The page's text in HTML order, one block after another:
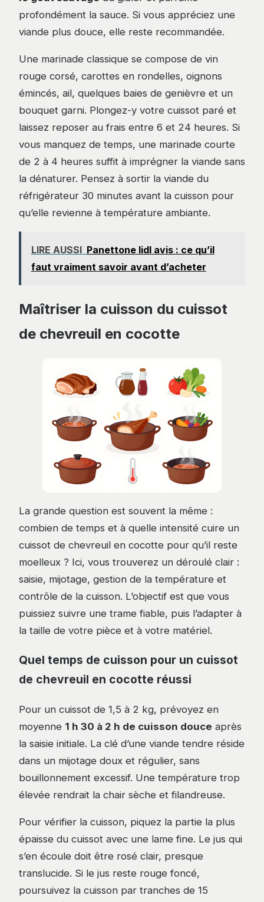
profondément la sauce. Si vous appréciez une
viande plus douce, elle reste recommandée.
Une marinade classique se compose de vin
rouge corsé, carottes en rondelles, oignons
émincés, ail, quelques baies de genièvre et un
bouquet garni. Plongez-y votre cuissot paré et
laissez reposer au frais entre 6 et 24 heures. Si
vous manquez de temps, une marinade courte
de 2 à 4 heures suffit à imprégner la viande sans
la dénaturer. Pensez à sortir la viande du
réfrigérateur 30 minutes avant la cuisson pour
qu’elle revienne à température ambiante.
LIRE AUSSI Panettone lidl avis : ce qu’il
faut vraiment savoir avant d’acheter
Maîtriser la cuisson du cuissot
de chevreuil en cocotte
La grande question est souvent la même :
combien de temps et à quelle intensité cuire un
cuissot de chevreuil en cocotte pour qu’il reste
moelleux ? Ici, vous trouverez un déroulé clair :
saisie, mijotage, gestion de la température et
contrôle de la cuisson. L’objectif est que vous
puissiez suivre une trame fiable, puis l’adapter à
la taille de votre pièce et à votre matériel.
Quel temps de cuisson pour un cuissot
de chevreuil en cocotte réussi
Pour un cuissot de 1,5 à 2 kg, prévoyez en
moyenne 1 h 30 à 2 h de cuisson douce après
la saisie initiale. La clé d’une viande tendre réside
dans un mijotage doux et régulier, sans
bouillonnement excessif. Une température trop
élevée rendrait la chair sèche et filandreuse.
Pour vérifier la cuisson, piquez la partie la plus
épaisse du cuissot avec une lame fine. Le jus qui
s’en écoule doit être rosé clair, presque
translucide. Si le jus reste rouge foncé,
poursuivez la cuisson par tranches de 15